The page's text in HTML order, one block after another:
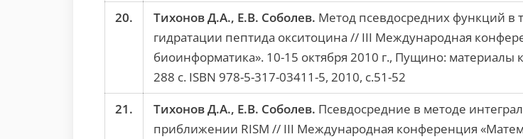
20.
Тихонов Д.А., Е.В. Соболев. Метод псевдосредних функций в
гидратации пептида окситоцина // III Международная
биоинформатика». 10-15 октября 2010 г., Пущино:
288 c. ISBN 978-5-317-03411-5, 2010, с.51-52
21.
Тихонов Д.А., Е.В. Соболев. Псевдосредние в методе
приближении RISM // III Международная конференция